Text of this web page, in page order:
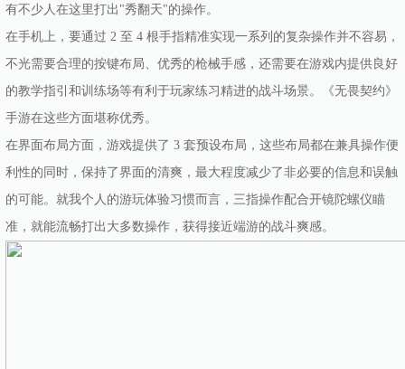
有不少人在这里打出"秀翻天"的操作。
在手机上，要通过 2 至 4 根手指精准实现一系列的复杂操作并不容易，
不光需要合理的按键布局、优秀的枪械手感，还需要在游戏内提供良好
的教学指引和训练场等有利于玩家练习精进的战斗场景。《无畏契约》
手游在这些方面堪称优秀。
在界面布局方面，游戏提供了 3 套预设布局，这些布局都在兼具操作便
利性的同时，保持了界面的清爽，最大程度减少了非必要的信息和误触
的可能。就我个人的游玩体验习惯而言，三指操作配合开镜陀螺仪瞄
准，就能流畅打出大多数操作，获得接近端游的战斗爽感。